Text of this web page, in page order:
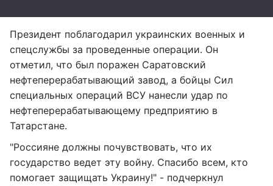
Президент поблагодарил украинских военных и
спецслужбы за проведенные операции. Он
отметил, что был поражен Саратовский
нефтеперерабатывающий завод, а бойцы Сил
специальных операций ВСУ нанесли удар по
нефтеперерабатывающему предприятию в
Татарстане.
"Россияне должны почувствовать, что их
государство ведет эту войну. Спасибо всем, кто
помогает защищать Украину!" - подчеркнул